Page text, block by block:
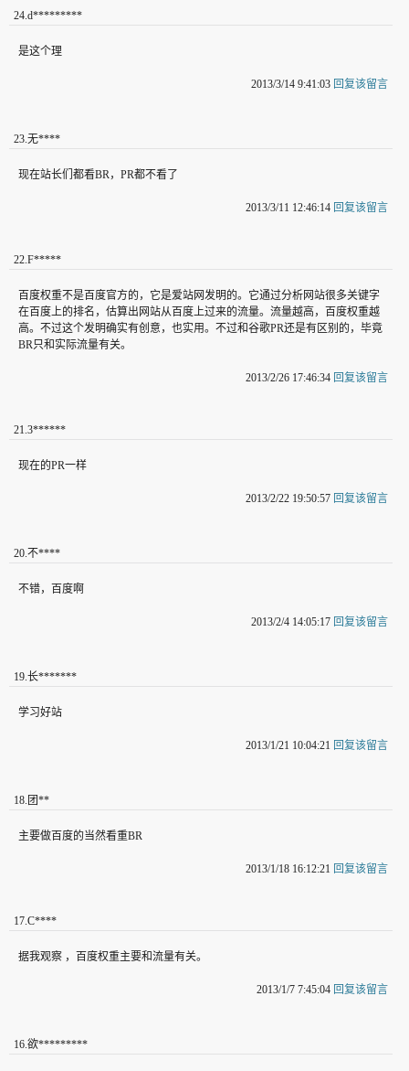
24.d*********
是这个理
2013/3/14 9:41:03 回复该留言
23.无****
现在站长们都看BR，PR都不看了
2013/3/11 12:46:14 回复该留言
22.F*****
百度权重不是百度官方的，它是爱站网发明的。它通过分析网站很多关键字
在百度上的排名，估算出网站从百度上过来的流量。流量越高，百度权重越
高。不过这个发明确实有创意，也实用。不过和谷歌PR还是有区别的，毕竟
BR只和实际流量有关。
2013/2/26 17:46:34 回复该留言
21.3******
现在的PR一样
2013/2/22 19:50:57 回复该留言
20.不****
不错，百度啊
2013/2/4 14:05:17 回复该留言
19.长*******
学习好站
2013/1/21 10:04:21 回复该留言
18. 团**
主要做百度的当然看重BR
2013/1/18 16:12:21 回复该留言
17.C****
据我观察 ，百度权重主要和流量有关。
2013/1/7 7:45:04 回复该留言
16.欲*********